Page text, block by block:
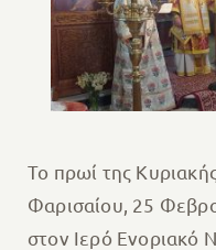
Το πρωί της
Φαρισαίου, 25
στον Ιερό Ενοριακό